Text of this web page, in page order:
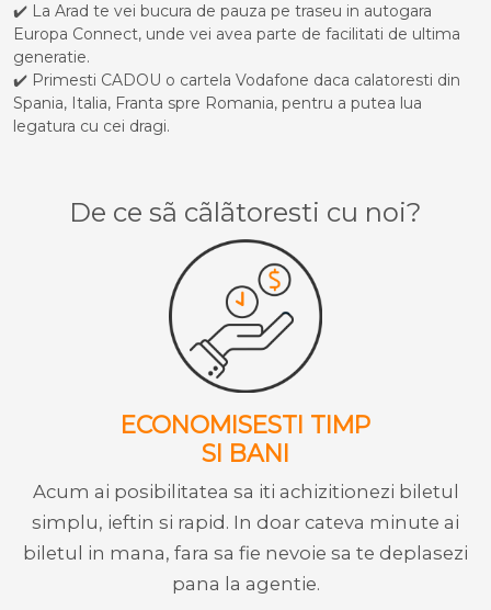
✔️ La Arad te vei bucura de pauza pe traseu in autogara
Europa Connect, unde vei avea parte de facilitati de ultima
generatie.
✔️ Primesti CADOU o cartela Vodafone daca calatoresti din
Spania, Italia, Franta spre Romania, pentru a putea lua
legatura cu cei dragi.
De ce sã cãlãtoresti cu noi?
ECONOMISESTI TIMP
SI BANI
Acum ai posibilitatea sa iti achizitionezi biletul
simplu, ieftin si rapid. In doar cateva minute ai
biletul in mana, fara sa fie nevoie sa te deplasezi
pana la agentie.